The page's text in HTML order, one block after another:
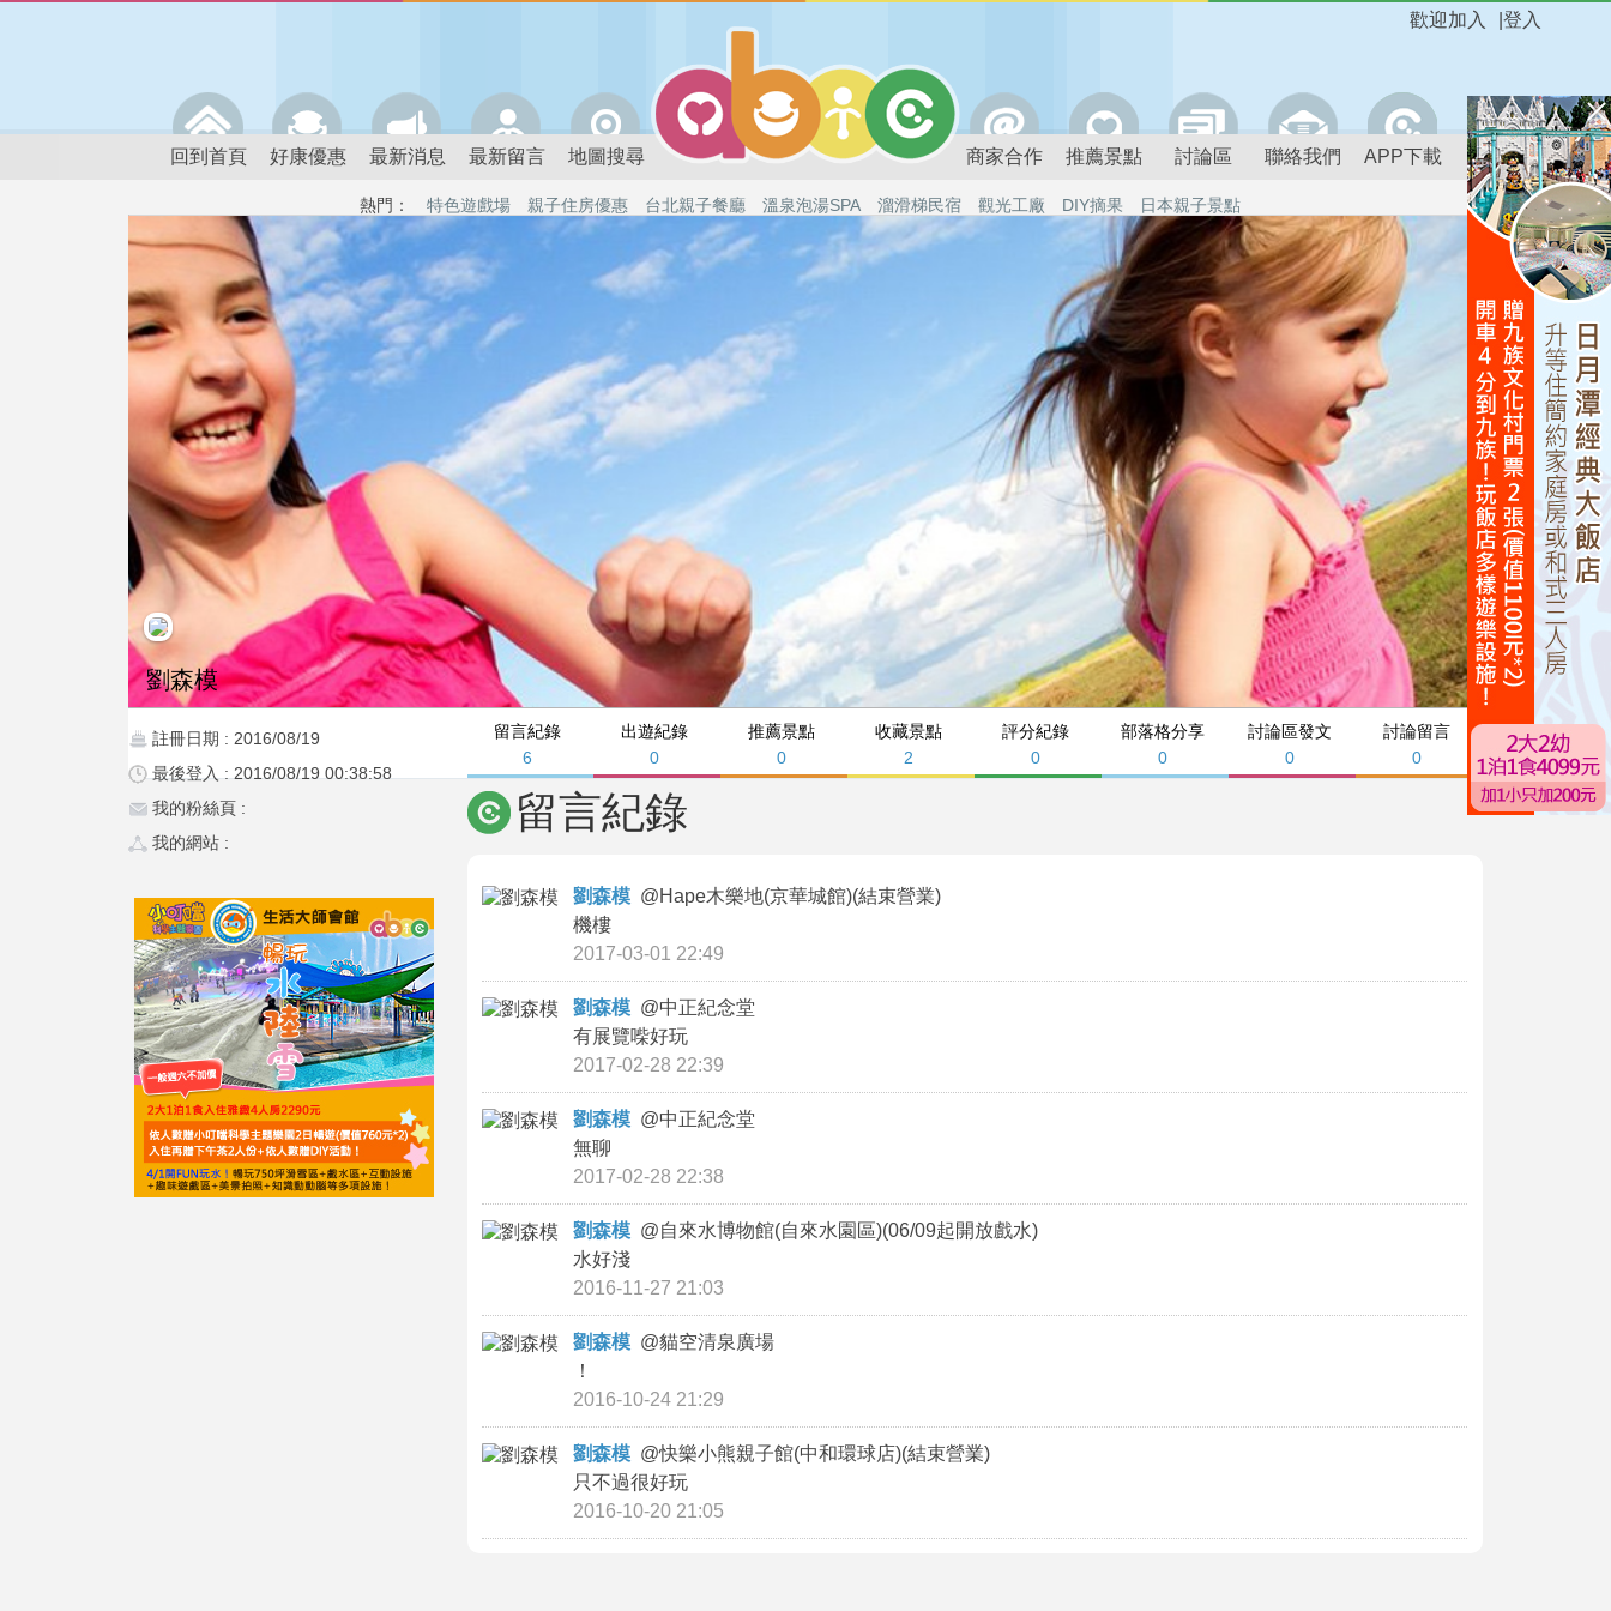
登入
歡迎加入
回到首頁 好康優惠 最新消息 最新留言 地圖搜尋 商家合作 推薦景點 討論區 聯絡我們 APP下載
熱門： 特色遊戲場 親子住房優惠 台北親子餐廳 溫泉泡湯SPA 溜滑梯民宿 觀光工廠 DIY摘果 日本親子景點
留言紀錄
6
出遊紀錄
0
推薦景點
0
收藏景點
2
評分紀錄
0
部落格分享
0
討論區發文
0
討論留言
0
劉森模
註冊日期 : 2016/08/19
最後登入 : 2016/08/19 00:38:58
我的粉絲頁 :
我的網站 :
留言紀錄
劉森模 @Hape木樂地(京華城館)(結束營業)
機樓
2017-03-01 22:49
劉森模 @中正紀念堂
有展覽喍好玩
2017-02-28 22:39
劉森模 @中正紀念堂
無聊
2017-02-28 22:38
劉森模 @自來水博物館(自來水園區)(06/09起開放戲水)
水好淺
2016-11-27 21:03
劉森模 @貓空清泉廣場
！
2016-10-24 21:29
劉森模 @快樂小熊親子館(中和環球店)(結束營業)
只不過很好玩
2016-10-20 21:05